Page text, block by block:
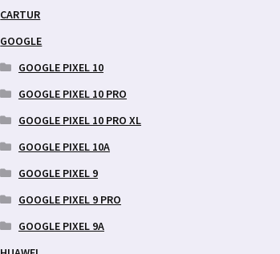
CARTUR
GOOGLE
GOOGLE PIXEL 10
GOOGLE PIXEL 10 PRO
GOOGLE PIXEL 10 PRO XL
GOOGLE PIXEL 10A
GOOGLE PIXEL 9
GOOGLE PIXEL 9 PRO
GOOGLE PIXEL 9A